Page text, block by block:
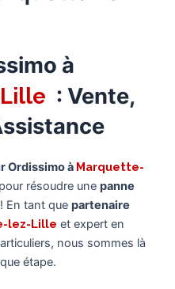
à
: Vente,
Ordissimo à Marquette-
résoudre une panne
En tant que partenaire
lez-Lille et expert en
nous sommes là
étape.